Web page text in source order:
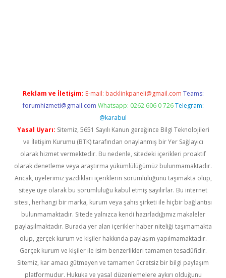
Reklam ve İletişim: E-mail: backlinkpaneli@gmail.com Teams:
forumhizmeti@gmail.com Whatsapp: 0262 606 0 726 Telegram:
@karabul
Yasal Uyarı: Sitemiz, 5651 Sayılı Kanun gereğince Bilgi Teknolojileri
ve İletişim Kurumu (BTK) tarafından onaylanmış bir Yer Sağlayıcı
olarak hizmet vermektedir. Bu nedenle, sitedeki içerikleri proaktif
olarak denetleme veya araştırma yükümlülüğümüz bulunmamaktadır.
Ancak, üyelerimiz yazdıkları içeriklerin sorumluluğunu taşımakta olup,
siteye üye olarak bu sorumluluğu kabul etmiş sayılırlar. Bu internet
sitesi, herhangi bir marka, kurum veya şahıs şirketi ile hiçbir bağlantısı
bulunmamaktadır. Sitede yalnızca kendi hazırladığımız makaleler
paylaşılmaktadır. Burada yer alan içerikler haber niteliği taşımamakta
olup, gerçek kurum ve kişiler hakkında paylaşım yapılmamaktadır.
Gerçek kurum ve kişiler ile isim benzerlikleri tamamen tesadüfidir.
Sitemiz, kar amacı gütmeyen ve tamamen ücretsiz bir bilgi paylaşım
platformudur. Hukuka ve yasal düzenlemelere aykırı olduğunu